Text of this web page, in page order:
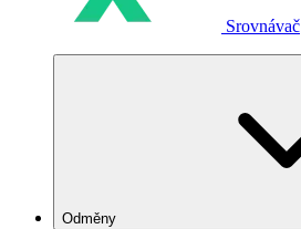
Srovnávač
Odměny